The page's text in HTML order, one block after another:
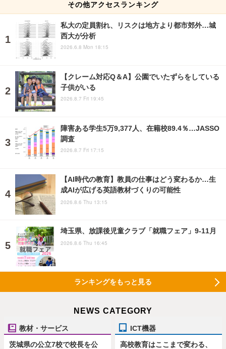
その他アクセスランキング
私大の定員割れ、リスクは地方より都市郊外…城
西大が分析
2026.6.8 Mon 18:15
【クレーム対応Q＆A】公園でいたずらをしている
子供がいる
2026.8.7 Fri 19:45
障害ある学生5万9,377人、在籍校89.4％…JASSO
調査
2026.8.7 Fri 17:15
【AI時代の教育】教員の仕事はどう変わるか…生
成AIが広げる英語教材づくりの可能性
2026.8.6 Thu 13:15
埼玉県、放課後児童クラブ「就職フェア」9-11月
2026.8.6 Thu 16:45
ランキングをもっと見る
NEWS CATEGORY
教材・サービス
茨城県の公立7校で校長を公
ICT機器
高校教育はここまで変わる、